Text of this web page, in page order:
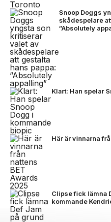
Snoop Doggs
skådespelare
”Absolutely
Klart: Han spelar
Här är vinnarna
Clipse fick lämna
kommande